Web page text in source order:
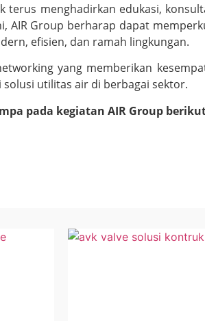
menghadirkan edukasi,
AIR Group berharap dapat
efisien, dan ramah lingkungan.
yang memberikan
utilitas air di berbagai sektor.
pada kegiatan AIR Group